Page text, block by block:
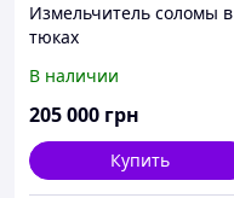
Измельчитель соломы в
тюках
В наличии
205 000 грн
Купить